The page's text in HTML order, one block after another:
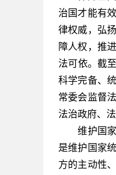
治国才能有
律权威，弘
障人权，推
法可依。截
科学完备、
常委会监督
法治政府、
维护国家
是维护国家
方的主动性